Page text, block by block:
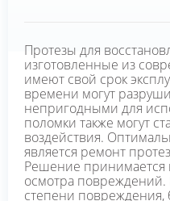
Протезы для
изготовленные из
имеют свой срок
времени могут
непригодными для
поломки также могут
воздействия.
является ремонт
Решение
осмотра повреждений.
степени